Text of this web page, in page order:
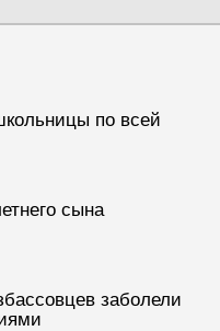
по всей
сына
заболели